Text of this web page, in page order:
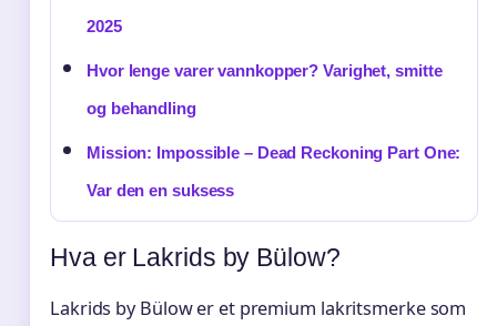
2025
Hvor lenge varer vannkopper? Varighet, smitte
og behandling
Mission: Impossible – Dead Reckoning Part One:
Var den en suksess
Hva er Lakrids by Bülow?
Lakrids by Bülow er et premium lakritsmerke som